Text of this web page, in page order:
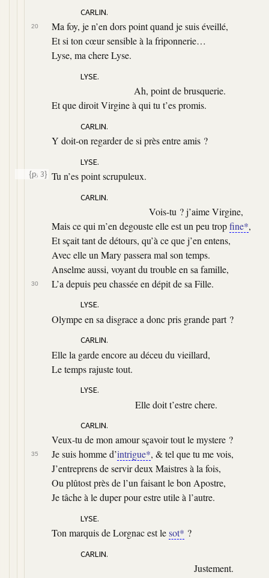
CARLIN.
20
Ma foy, je n’en dors point quand je suis éveillé,
Et si ton cœur sensible à la friponnerie…
Lyse, ma chere Lyse.
LYSE.
Ah, point de brusquerie.
Et que diroit Virgine à qui tu t’es promis.
CARLIN.
Y doit-on regarder de si près entre amis ?
LYSE.
25 Tu n’es point scrupuleux.
{p. 3}
CARLIN.
Vois-tu ? j’aime Virgine,
Mais ce qui m’en degouste elle est un peu tropfine*,
Et sçait tant de détours, qu’à ce que j’en entens,
Avec elle un Mary passera mal son temps.
Anselme aussi, voyant du trouble en sa famille,
30 L’a depuis peu chassée en dépit de sa Fille.
LYSE.
Olympe en sa disgrace a donc pris grande part ?
CARLIN.
Elle la garde encore au déceu du vieillard,
Le temps rajuste tout.
LYSE.
Elle doit t’estre chere.
CARLIN.
Veux-tu de mon amour sçavoir tout le mystere ?
35 Je suis homme d’intrigue*, & tel que tu me vois,
J’entreprens de servir deux Maistres à la fois,
Ou plûtost près de l’un faisant le bon Apostre,
Je tâche à le duper pour estre utile à l’autre.
LYSE.
Ton marquis de Lorgnac est lesot* ?
CARLIN.
Justement.